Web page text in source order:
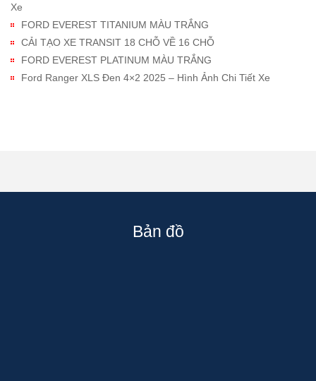
Xe
FORD EVEREST TITANIUM MÀU TRẮNG
CẢI TẠO XE TRANSIT 18 CHỖ VỀ 16 CHỖ
FORD EVEREST PLATINUM MÀU TRẮNG
Ford Ranger XLS Đen 4×2 2025 – Hình Ảnh Chi Tiết Xe
Bản đồ